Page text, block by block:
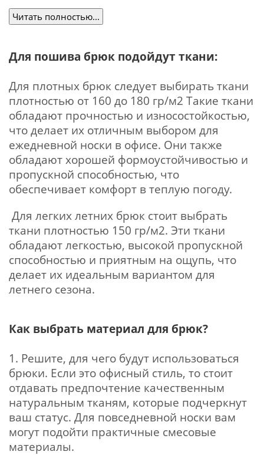
Читать полностью...
Для пошива брюк подойдут ткани:
Для плотных брюк следует выбирать ткани
плотностью от 160 до 180 гр/м2 Такие ткани
обладают прочностью и износостойкостью,
что делает их отличным выбором для
ежедневной носки в офисе. Они также
обладают хорошей формоустойчивостью и
пропускной способностью, что
обеспечивает комфорт в теплую погоду.
Для легких летних брюк стоит выбрать
ткани плотностью 150 гр/м2. Эти ткани
обладают легкостью, высокой пропускной
способностью и приятным на ощупь, что
делает их идеальным вариантом для
летнего сезона.
Как выбрать материал для брюк?
1. Решите, для чего будут использоваться
брюки. Если это офисный стиль, то стоит
отдавать предпочтение качественным
натуральным тканям, которые подчеркнут
ваш статус. Для повседневной носки вам
могут подойти практичные смесовые
материалы.